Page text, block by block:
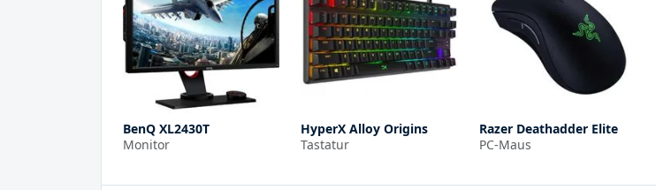
BenQ XL2430T
Monitor
HyperX Alloy Origins
Tastatur
Razer Deathadder Elite
PC-Maus